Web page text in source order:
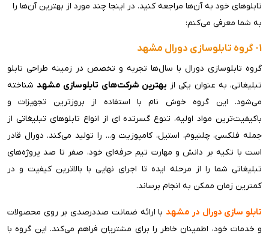
تابلوهای خود به آن‌ها مراجعه کنید. در اینجا چند مورد از بهترین آن‌ها را
به شما معرفی می‌کنم:
1- گروه تابلوسازی دورال مشهد
گروه تابلوسازی دورال با سال‌ها تجربه و تخصص در زمینه طراحی تابلو
تبلیغاتی، به عنوان یکی از بهترین شرکت‌های تابلوسازی مشهد شناخته
می‌شود. این گروه خوش نام با استفاده از بروزترین تجهیزات و
باکیفیت‌ترین مواد اولیه، تنوع گسرتده ای از انواع تابلوهای تبلیغاتی از
جمله فلکسی، چلنیوم، استیل، کامپوزیت و... را تولید می‌کند. دورال قادر
است با تکیه بر دانش و مهارت تیم حرفه‌ای خود، صفر تا صد پروژه‌های
تبلیغاتی شما را از مرحله ایده تا اجرای نهایی با بالاترین کیفیت و در
کمترین زمان ممکن به انجام برساند.
تابلو سازی دورال در مشهد با ارائه ضمانت صددرصدی بر روی محصولات
و خدمات خود، اطمینان خاطر را برای مشتریان فراهم می‌کند. این گروه با